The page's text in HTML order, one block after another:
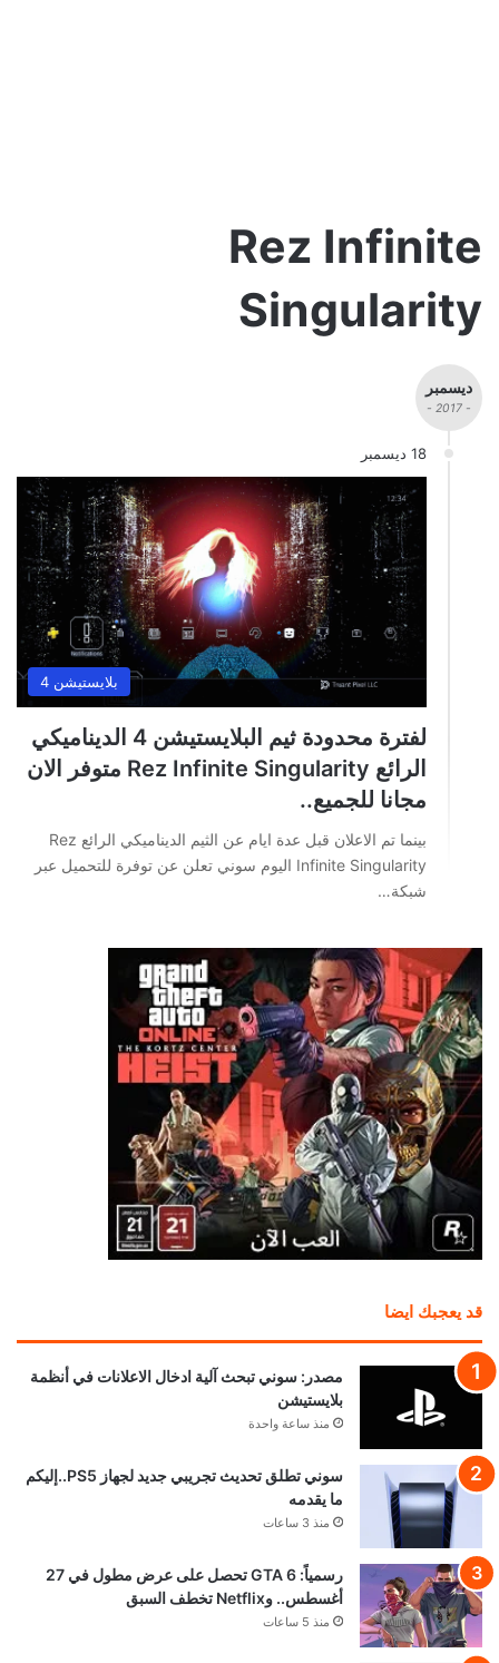
Rez Infinite
Singularity
ديسمبر
- 2017 -
18 ديسمبر
بلايستيشن 4
لفترة محدودة ثيم البلايستيشن 4 الديناميكي
الرائع Rez Infinite Singularity متوفر الان
مجانا للجميع..
بينما تم الاعلان قبل عدة ايام عن الثيم الديناميكي الرائع Rez
Infinite Singularity اليوم سوني تعلن عن توفرة للتحميل عبر
شبكة…
قد يعجبك ايضا
مصدر: سوني تبحث آلية ادخال الاعلانات في أنظمة
بلايستيشن
منذ ساعة واحدة
سوني تطلق تحديث تجريبي جديد لجهاز PS5..إليكم
ما يقدمه
منذ 3 ساعات
رسمياً: GTA 6 تحصل على عرض مطول في 27
أغسطس.. وNetflix تخطف السبق
منذ 5 ساعات